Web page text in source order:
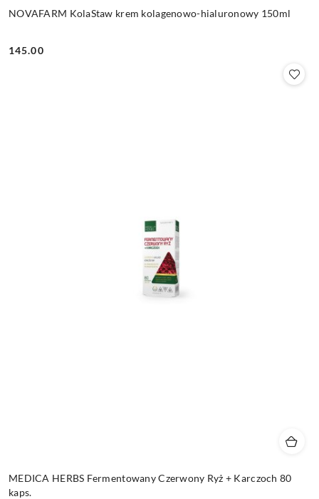
NOVAFARM KolaStaw krem kolagenowo-hialuronowy 150ml
Cena:
145.00
MEDICA HERBS Fermentowany Czerwony Ryż + Karczoch 80
kaps.